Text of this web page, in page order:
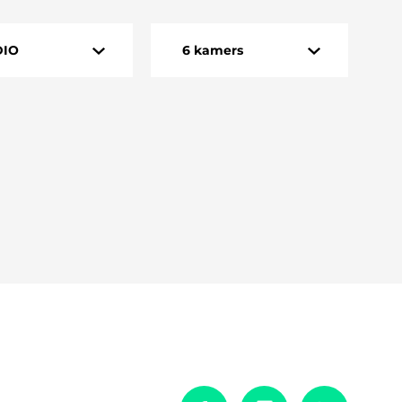
6 kamers